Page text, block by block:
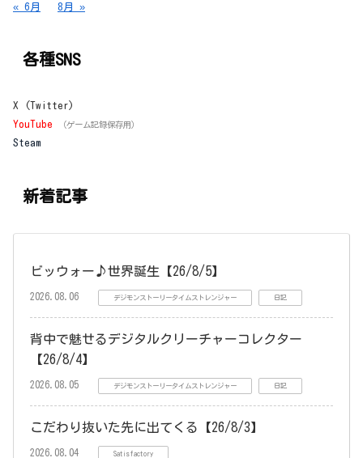
« 6月 8月 »
各種SNS
X (Twitter)
YouTube
（ゲーム記録保存用）
Steam
新着記事
ビッウォー♪世界誕生【26/8/5】
2026.08.06 デジモンストーリータイムストレンジャー 日記
背中で魅せるデジタルクリーチャーコレクター
【26/8/4】
2026.08.05 デジモンストーリータイムストレンジャー 日記
こだわり抜いた先に出てくる【26/8/3】
2026.08.04 Satisfactory